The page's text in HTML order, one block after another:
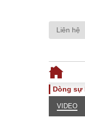
Liên hệ
Dòng sự
VIDEO